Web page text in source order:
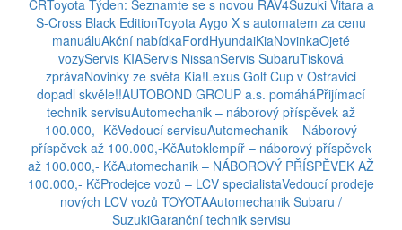
ČRToyota Týden: Seznamte se s novou RAV4Suzuki Vitara a
S-Cross Black EditionToyota Aygo X s automatem za cenu
manuáluAkční nabídkaFordHyundaiKiaNovinkaOjeté
vozyServis KIAServis NissanServis SubaruTisková
zprávaNovinky ze světa Kia!Lexus Golf Cup v Ostravici
dopadl skvěle!!AUTOBOND GROUP a.s. pomáháPřijímací
technik servisuAutomechanik – náborový příspěvek až
100.000,- KčVedoucí servisuAutomechanik – Náborový
příspěvek až 100.000,-KčAutoklempíř – náborový příspěvek
až 100.000,- KčAutomechanik – NÁBOROVÝ PŘÍSPĚVEK AŽ
100.000,- KčProdejce vozů – LCV specialistaVedoucí prodeje
nových LCV vozů TOYOTAAutomechanik Subaru /
SuzukiGaranční technik servisu